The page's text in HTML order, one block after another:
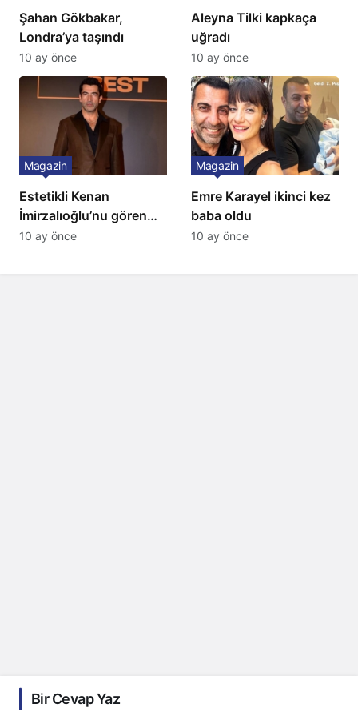
Şahan Gökbakar,
Londra’ya taşındı
10 ay önce
Aleyna Tilki kapkaça
uğradı
10 ay önce
Estetikli Kenan
İmirzalıoğlu’nu gören
tanıyamıyor: Son hali
Magazin
10 ay önce
Emre Karayel ikinci kez
baba oldu
Magazin
10 ay önce
Bir Cevap Yaz